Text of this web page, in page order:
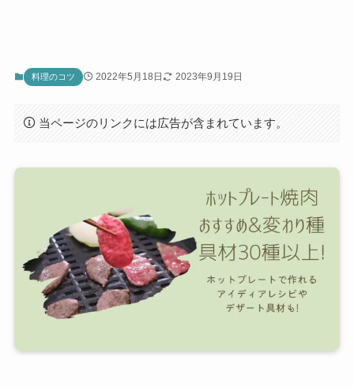
料理のコツ 2022年5月18日 2023年9月19日
当ページのリンクには広告が含まれています。